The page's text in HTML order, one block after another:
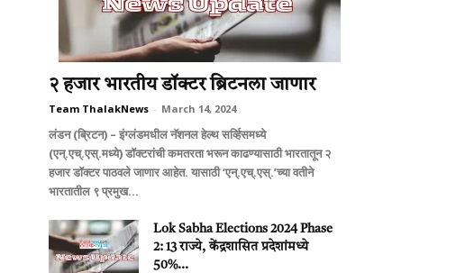
२ हजार भारतीय डॉक्टर ब्रिटनला जाणार
Team ThalakNews - March 14, 2024
लंडन (ब्रिटन) – इंग्लंडमधील नॅशनल हेल्थ सर्व्हिसमध्ये
(एन्.एच्.एस्.मध्ये) डॉक्टरांची कमतरता भरून काढण्यासाठी भारतातून २
हजार डॉक्टर पाठवले जाणार आहेत. यासाठी ‘एन्.एच्.एस्.’च्या वतीने
भारतातील ९ प्रमुख...
Lok Sabha Elections 2024 Phase
2: 13 राज्ये, केंद्रशासित प्रदेशांमध्ये
50%...